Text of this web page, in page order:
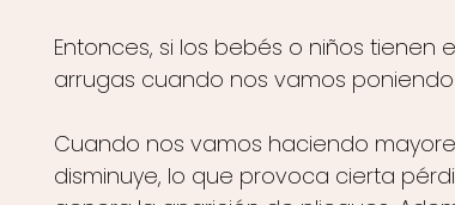
Entonces, si los bebés o niños tienen
arrugas cuando nos vamos
Cuando nos vamos haciendo
disminuye, lo que provoca cierta